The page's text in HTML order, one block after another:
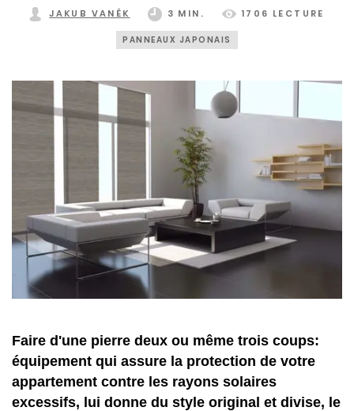
JAKUB VANĚK 3 MIN. 1706 LECTURE
PANNEAUX JAPONAIS
Faire d'une pierre deux ou même trois coups:
équipement qui assure la protection de votre
appartement contre les rayons solaires
excessifs, lui donne du style original et divise, le